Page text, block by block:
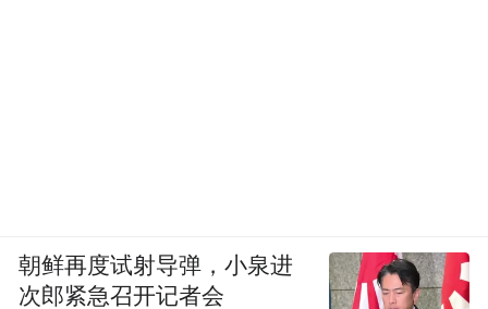
朝鲜再度试射导弹，小泉进
次郎紧急召开记者会